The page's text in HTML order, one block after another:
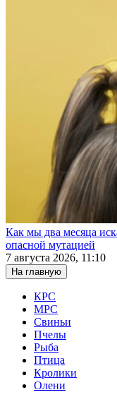
Как мы два месяца
опасной мутацией
7 августа 2026, 11:10
На главную
КРС
МРС
Свиньи
Пчелы
Рыба
Птица
Кролики
Олени